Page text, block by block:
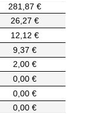
281,87 €
26,27 €
12,12 €
9,37 €
2,00 €
0,00 €
0,00 €
0,00 €